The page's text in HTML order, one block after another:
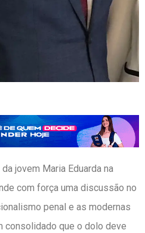
jovem Maria Eduarda na
com força uma discussão no
penal e as modernas
consolidado que o dolo deve